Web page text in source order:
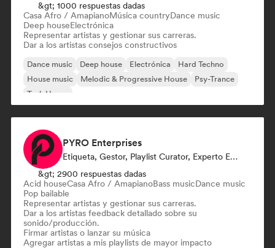
&gt; 1000 respuestas dadas
Casa Afro / AmapianoMúsica countryDance music
Deep houseElectrónica
Representar artistas y gestionar sus carreras.
Dar a los artistas consejos constructivos
Dance music Deep house Electrónica
Hard Techno
House music
Melodic & Progressive House
Psy-Trance
Tech House
PYRO Enterprises
Etiqueta, Gestor, Playlist Curator, Experto En Sonido
&gt; 2900 respuestas dadas
Acid houseCasa Afro / AmapianoBass musicDance music
Pop bailable
Representar artistas y gestionar sus carreras.
Dar a los artistas feedback detallado sobre su
sonido/producción.
Firmar artistas o lanzar su música
Agregar artistas a mis playlists de mayor impacto